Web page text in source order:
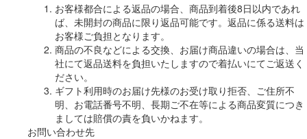
お客様都合による返品の場合、商品到着後8日以内であれ
ば、未開封の商品に限り返品可能です。返品に係る送料は
お客様ご負担となります。
商品の不良などによる交換、お届け商品違いの場合は、当
社にて返品送料を負担いたしますので着払いにてご返送く
ださい。
ギフト利用時のお届け先様のお受け取り拒否、ご住所不
明、お電話番号不明、長期ご不在等による商品変質につき
ましては賠償の責を負いかねます。
お問い合わせ先